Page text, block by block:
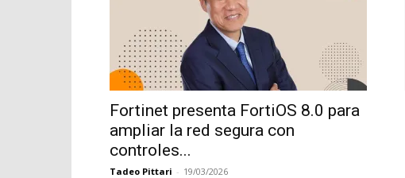
Fortinet presenta FortiOS 8.0 para
ampliar la red segura con
controles...
Tadeo Pittari - 19/03/2026